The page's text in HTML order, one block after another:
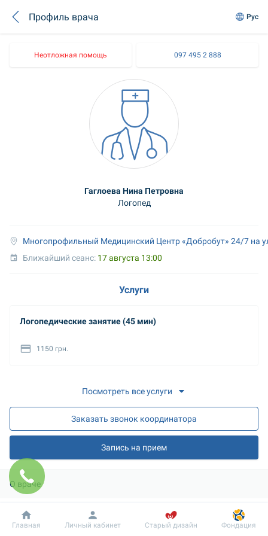
Профиль врача Рус
Неотложная помощь 097 495 2 888
Гаглоева Нина Петровна
Логопед
Многопрофильный Медицинский Центр «Добробут» 24/7 на
Ближайший сеанс: 17 августа 13:00
Услуги
Логопедические занятие (45 мин)
1150 грн.
Посмотреть все услуги
Заказать звонок координатора
Запись на прием
О враче
Добробут Информация Пациенту
Главная Личный кабинет Старый дизайн Фондация